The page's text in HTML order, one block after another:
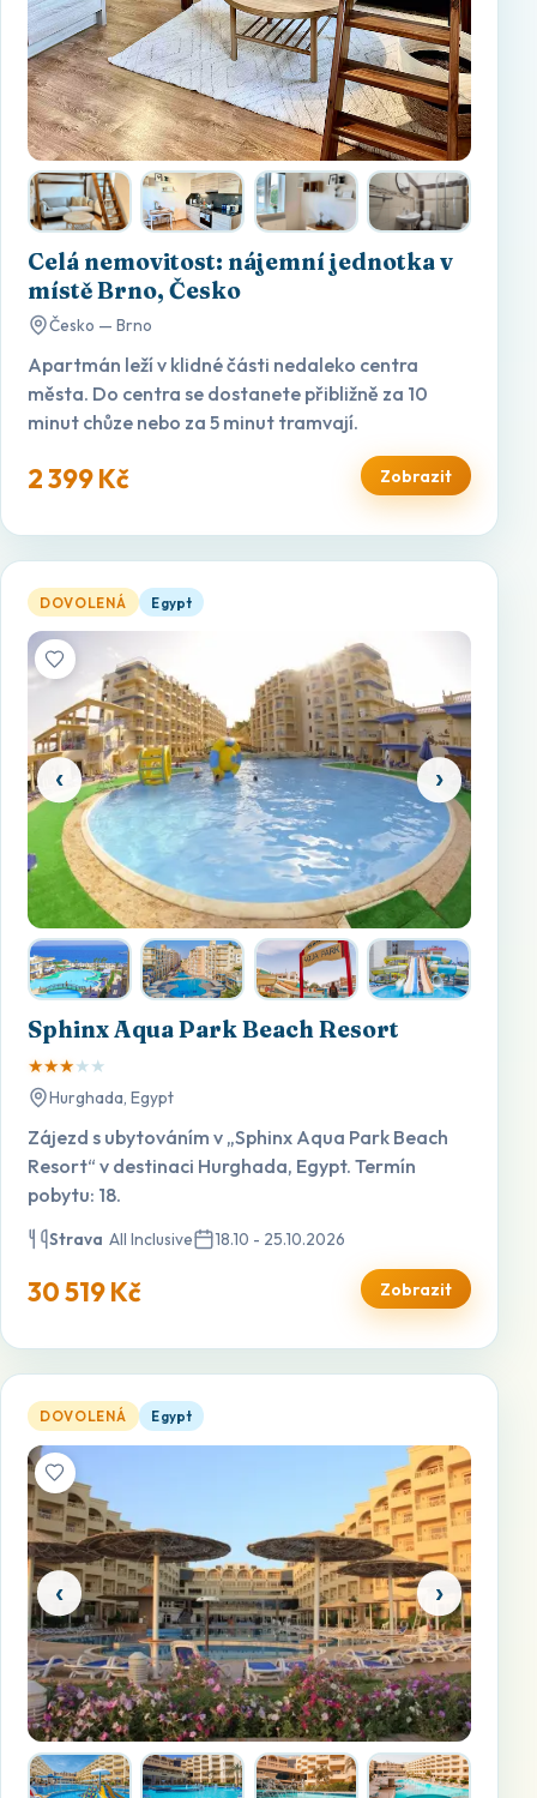
Celá nemovitost: nájemní jednotka v
místě Brno, Česko
Česko — Brno
Apartmán leží v klidné části nedaleko centra
města. Do centra se dostanete přibližně za 10
minut chůze nebo za 5 minut tramvají.
2 399 Kč Zobrazit
Sphinx Aqua Park Beach Resort — otevřít detail
DOVOLENÁ Egypt
‹ ›
Sphinx Aqua Park Beach Resort
★★★★★
Hurghada, Egypt
Zájezd s ubytováním v „Sphinx Aqua Park Beach
Resort“ v destinaci Hurghada, Egypt. Termín
pobytu: 18.
Strava All Inclusive 18.10 - 25.10.2026
30 519 Kč Zobrazit
Amc Royal — otevřít detail
DOVOLENÁ Egypt
‹ ›